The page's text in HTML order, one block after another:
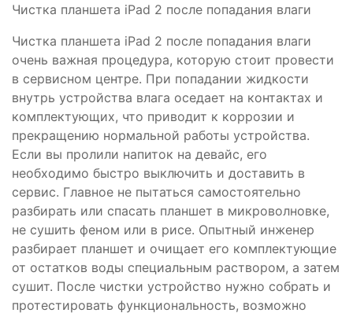
Чистка планшета iPad 2 после попадания влаги
Чистка планшета iPad 2 после попадания влаги
очень важная процедура, которую стоит провести
в сервисном центре. При попадании жидкости
внутрь устройства влага оседает на контактах и
комплектующих, что приводит к коррозии и
прекращению нормальной работы устройства.
Если вы пролили напиток на девайс, его
необходимо быстро выключить и доставить в
сервис. Главное не пытаться самостоятельно
разбирать или спасать планшет в микроволновке,
не сушить феном или в рисе. Опытный инженер
разбирает планшет и очищает его комплектующие
от остатков воды специальным раствором, а затем
сушит. После чистки устройство нужно собрать и
протестировать функциональность, возможно